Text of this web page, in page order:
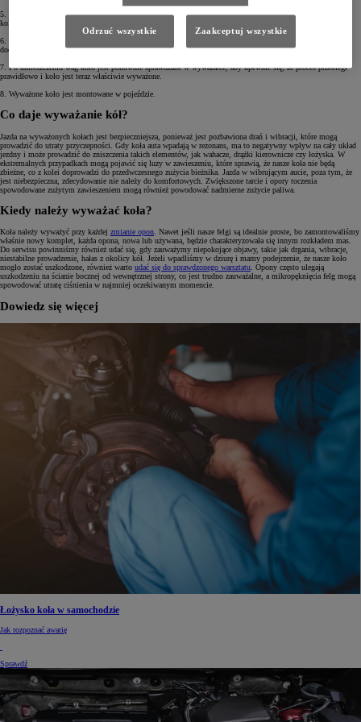
5. Na podstawie uzyskanych wyników wyważarka wskazuje, gdzie należy umieścić dodatkowe odważniki na
kole, aby zrównoważyć jego masę.
6. Technik umieszcza odpowiednią ilość wag na wskazanych miejscach na krawędzi felgi. Wagi są starannie
dociskane lub przyklejane, aby zapewnić trwałe ich umocowanie.
7. Po umieszczeniu wag koło jest ponownie sprawdzane w wyważarce, aby upewnić się, że proces przebiegł
prawidłowo i koło jest teraz właściwie wyważone.
8. Wyważone koło jest montowane w pojeździe.
Co daje wyważanie kół?
Jazda na wyważonych kołach jest bezpieczniejsza, ponieważ jest pozbawiona drań i wibracji, które mogą
prowadzić do utraty przyczepności. Gdy koła auta wpadają w rezonans, ma to negatywny wpływ na cały układ
jezdny i może prowadzić do zniszczenia takich elementów, jak wahacze, drążki kierownicze czy łożyska. W
ekstremalnych przypadkach mogą pojawić się luzy w zawieszeniu, które sprawią, że nasze koła nie będą
zbieżne, co z kolei doprowadzi do przedwczesnego zużycia bieżnika. Jazda w wibrującym aucie, poza tym, że
jest niebezpieczna, zdecydowanie nie należy do komfortowych. Zwiększone tarcie i opory toczenia
spowodowane zużytym zawieszeniem mogą również powodować nadmierne zużycie paliwa.
Kiedy należy wyważać koła?
Koła należy wyważyć przy każdej zmianie opon. Nawet jeśli nasze felgi są idealnie proste, bo zamontowaliśmy
właśnie nowy komplet, każda opona, nowa lub używana, będzie charakteryzowała się innym rozkładem mas.
Do serwisu powinniśmy również udać się, gdy zauważymy niepokojące objawy, takie jak drgania, wibracje,
niestabilne prowadzenie, hałas z okolicy kół. Jeżeli wpadliśmy w dziurę i mamy podejrzenie, że nasze koło
mogło zostać uszkodzone, również warto udać się do sprawdzonego warsztatu. Opony często ulegają
uszkodzeniu na ścianie bocznej od wewnętrznej strony, co jest trudno zauważalne, a mikropęknięcia felg mogą
spowodować utratę ciśnienia w najmniej oczekiwanym momencie.
Dowiedz się więcej
Łożysko koła w samochodzie
Jak rozpoznać awarię
Sprawdź
Odrzuć wszystkie Zaakceptuj wszystkie